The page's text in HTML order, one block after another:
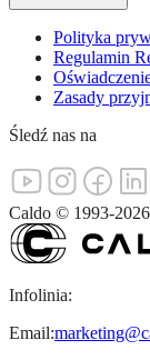
Polityka
Regulamin
Zasady
Śledź nas na
Caldo © 1993-2026
Infolinia:
Email: